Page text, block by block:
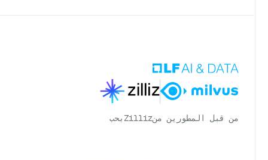
من قبل المطورين منZilliz بحب